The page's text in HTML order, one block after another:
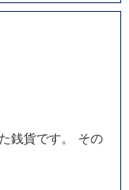
銭貨です。 その